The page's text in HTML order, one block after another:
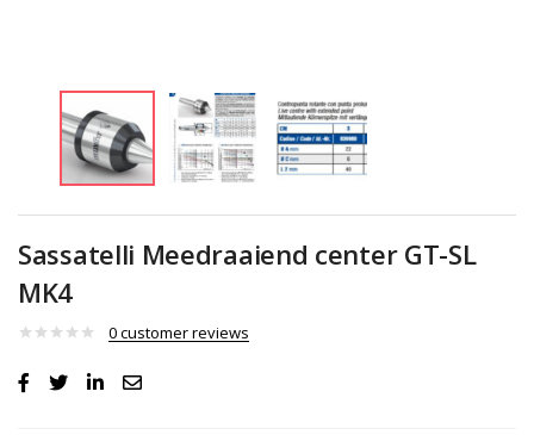
Sassatelli Meedraaiend center GT-SL
MK4
0customer reviews